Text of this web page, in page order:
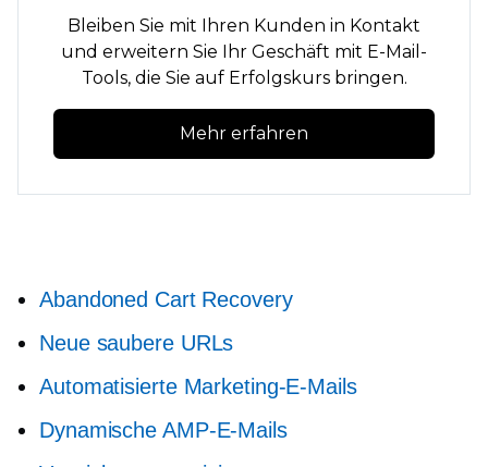
Bleiben Sie mit Ihren Kunden in Kontakt
und erweitern Sie Ihr Geschäft mit E-Mail-
Tools, die Sie auf Erfolgskurs bringen.
Mehr erfahren
Abandoned Cart Recovery
Neue saubere URLs
Automatisierte Marketing-E-Mails
Dynamische AMP-E-Mails